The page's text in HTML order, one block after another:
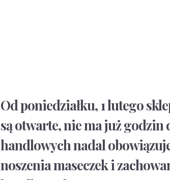
Od poniedziałku, 1 lutego
są otwarte, nie ma już
handlowych nadal
noszenia maseczek i